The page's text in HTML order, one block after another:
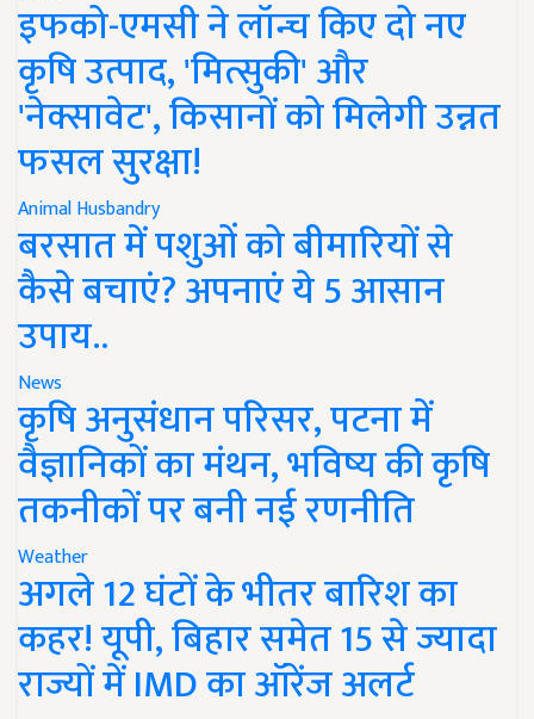
इफको-एमसी ने लॉन्च किए दो नए
कृषि उत्पाद, 'मित्सुकी' और
'नेक्सावेट', किसानों को मिलेगी उन्नत
फसल सुरक्षा!
Animal Husbandry
बरसात में पशुओं को बीमारियों से
कैसे बचाएं? अपनाएं ये 5 आसान
उपाय..
News
कृषि अनुसंधान परिसर, पटना में
वैज्ञानिकों का मंथन, भविष्य की कृषि
तकनीकों पर बनी नई रणनीति
Weather
अगले 12 घंटों के भीतर बारिश का
कहर! यूपी, बिहार समेत 15 से ज्यादा
राज्यों में IMD का ऑरेंज अलर्ट